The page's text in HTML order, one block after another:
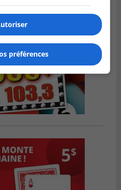
préférences